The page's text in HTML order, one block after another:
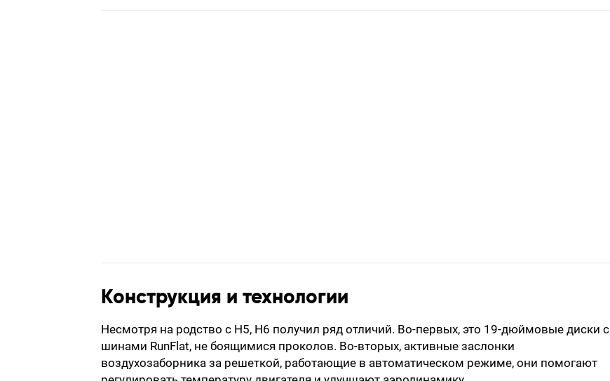
Конструкция и технологии
Несмотря на родство с H5, H6 получил ряд отличий. Во-первых, это 19-дюймовые диски с
шинами RunFlat, не боящимися проколов. Во-вторых, активные заслонки
воздухозаборника за решеткой, работающие в автоматическом режиме, они помогают